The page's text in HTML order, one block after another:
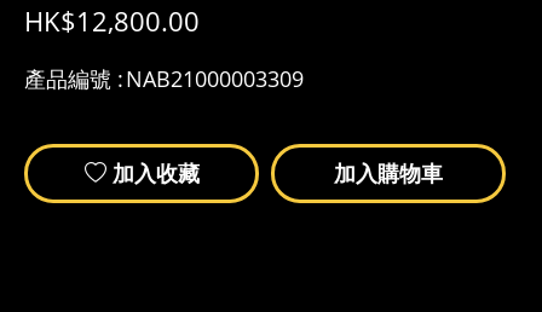
HK$12,800.00
產品編號 :NAB21000003309
加入收藏 加入購物車